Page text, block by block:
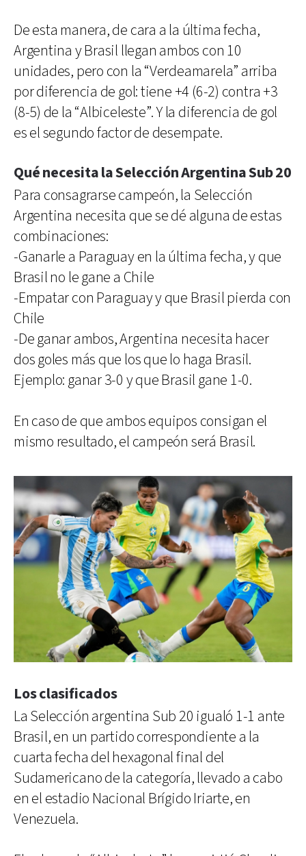
De esta manera, de cara a la última fecha,
Argentina y Brasil llegan ambos con 10
unidades, pero con la “Verdeamarela” arriba
por diferencia de gol: tiene +4 (6-2) contra +3
(8-5) de la “Albiceleste”. Y la diferencia de gol
es el segundo factor de desempate.
Qué necesita la Selección Argentina Sub 20
Para consagrarse campeón, la Selección
Argentina necesita que se dé alguna de estas
combinaciones:
-Ganarle a Paraguay en la última fecha, y que
Brasil no le gane a Chile
-Empatar con Paraguay y que Brasil pierda con
Chile
-De ganar ambos, Argentina necesita hacer
dos goles más que los que lo haga Brasil.
Ejemplo: ganar 3-0 y que Brasil gane 1-0.
En caso de que ambos equipos consigan el
mismo resultado, el campeón será Brasil.
Los clasificados
La Selección argentina Sub 20 igualó 1-1 ante
Brasil, en un partido correspondiente a la
cuarta fecha del hexagonal final del
Sudamericano de la categoría, llevado a cabo
en el estadio Nacional Brígido Iriarte, en
Venezuela.